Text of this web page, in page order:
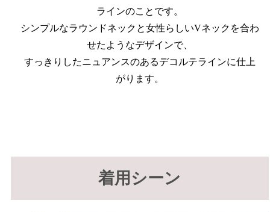
ラインのことです。
シンプルなラウンドネックと女性らしいVネックを合わ
せたようなデザインで、
すっきりしたニュアンスのあるデコルテラインに仕上
がります。
着用シーン